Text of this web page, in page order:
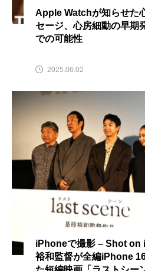
Apple Watchが知らせた
セージ、心房細動の早期
での可能性
2025.06.02
iPhoneで撮影 – Shot on
裕和監督が全編iPhone